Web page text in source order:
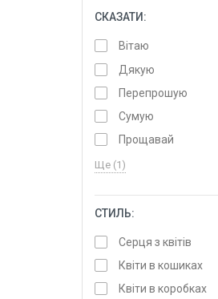
СКАЗАТИ:
Вітаю
Дякую
Перепрошую
Сумую
Прощавай
Ще (1)
СТИЛЬ:
Серця з квітів
Квіти в кошиках
Квіти в коробках